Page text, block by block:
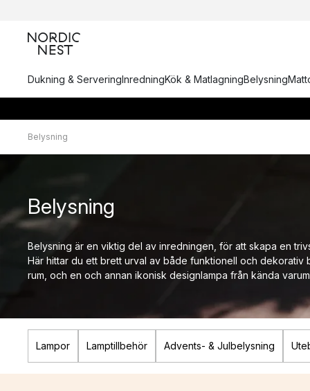
Dukning & ServeringInredningKök & MatlagningBelysning
Belysning
Belysning
Belysning är en viktig del av inredningen, för att skapa en
Här hittar du ett brett urval av både funktionell och dekorativ
rum, och en och annan ikonisk designlampa från kända
Lampor Lamptillbehör Advents- & Julbelysning